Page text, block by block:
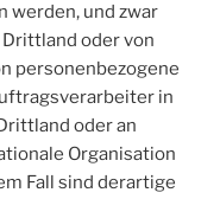
werden, und zwar
oder von
personenbezogene
in
oder an
Organisation
Fall sind derartige